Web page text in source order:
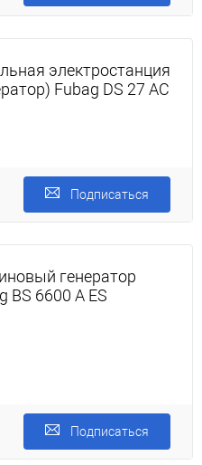
электростанция
Fubag DS 27 AC
Подписаться
генератор
BS 6600 А ES
Подписаться